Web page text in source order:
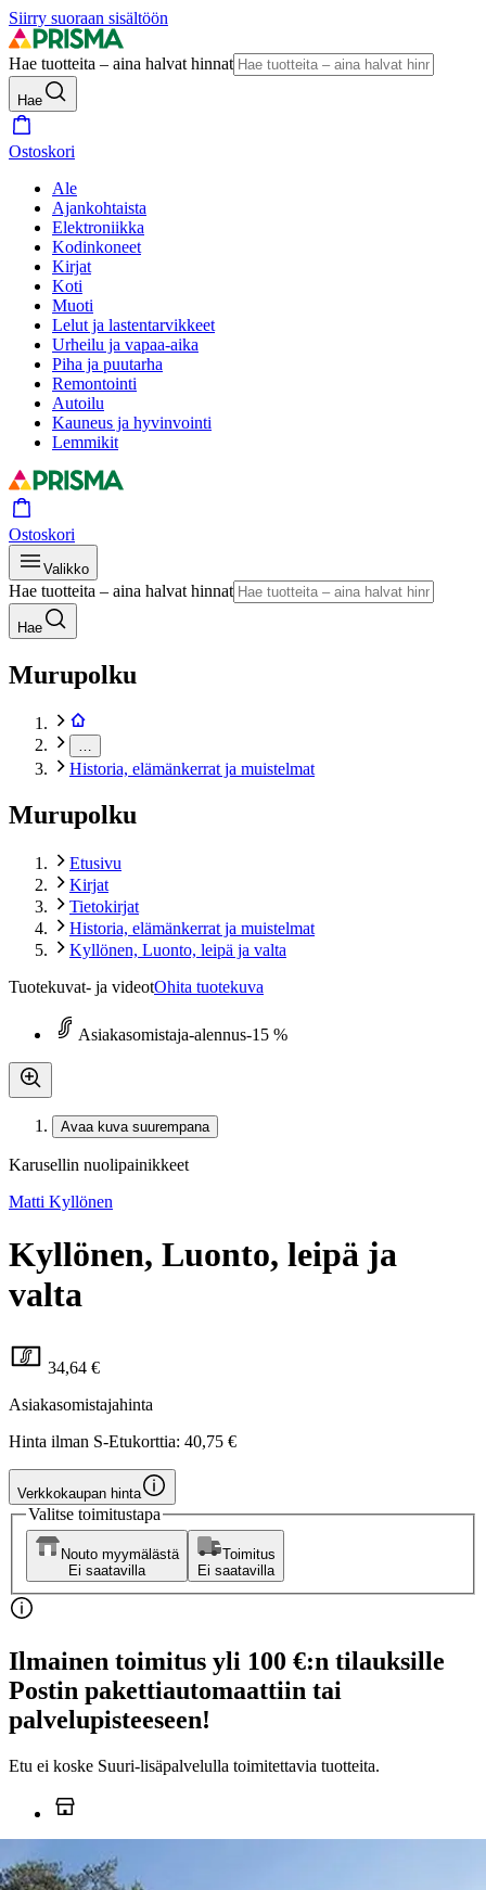
Siirry suoraan sisältöön
Hae tuotteita – aina halvat hinnat
Hae
Ostoskori
Ale
Ajankohtaista
Elektroniikka
Kodinkoneet
Kirjat
Koti
Muoti
Lelut ja lastentarvikkeet
Urheilu ja vapaa-aika
Piha ja puutarha
Remontointi
Autoilu
Kauneus ja hyvinvointi
Lemmikit
Ostoskori
Valikko
Hae tuotteita – aina halvat hinnat
Hae
Murupolku
Historia, elämänkerrat ja muistelmat
Murupolku
Etusivu
Kirjat
Tietokirjat
Historia, elämänkerrat ja muistelmat
Kyllönen, Luonto, leipä ja valta
Tuotekuvat- ja videotOhita tuotekuva
Asiakasomistaja-alennus-15 %
Avaa kuva suurempana
Karusellin nuolipainikkeet
Matti Kyllönen
Kyllönen, Luonto, leipä ja
valta
34,64 €
Asiakasomistajahinta
Hinta ilman S-Etukorttia: 40,75 €
Verkkokaupan hinta
Valitse toimitustapa
Nouto myymälästä
Ei saatavilla
Toimitus
Ei saatavilla
Ilmainen toimitus yli 100 €:n tilauksille
Postin pakettiautomaattiin tai
palvelupisteeseen!
Etu ei koske Suuri‑lisäpalvelulla toimitettavia tuotteita.
Tarkista myymäläsaatavuus